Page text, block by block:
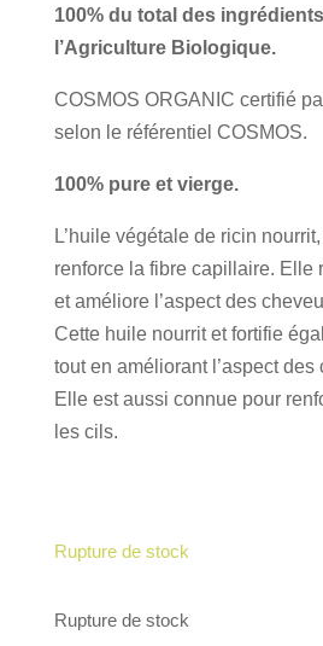
100% du total des
l’Agriculture Biologique.
COSMOS ORGANIC certifié
selon le référentiel COSMOS.
100% pure et vierge.
L’huile végétale de ricin
renforce la fibre capillaire. Elle
et améliore l’aspect des
Cette huile nourrit et fortifie
tout en améliorant l’aspect des
Elle est aussi connue pour
les cils.
Rupture de stock
Rupture de stock